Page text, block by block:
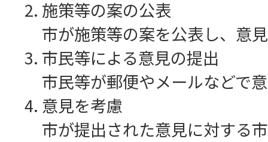
施策等の案の公表
市が施策等の案を公表し、意
市民等による意見の提出
市民等が郵便やメールなどで
意見を考慮
市が提出された意見に対する